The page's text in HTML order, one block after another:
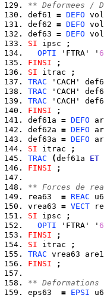
** Deformees /
def61 = DEFO
def62 = DEFO
def63 = DEFO
SI ipsc
;
OPTI 'FTRA' ' 6
FINSI
;
SI itrac
;
TRAC 'CACH'
TRAC 'CACH'
TRAC 'CACH'
FINSI
;
def61a = DEFO
def62a = DEFO
def63a = DEFO
SI itrac
;
TRAC
(def61a ET
FINSI
;
** Forces de
rea63 = REAC
vrea63 = VECT
SI ipsc
;
OPTI 'FTRA' ' 6
FINSI
;
SI itrac
;
TRAC vrea63
FINSI
;
**
eps63 = EPSI